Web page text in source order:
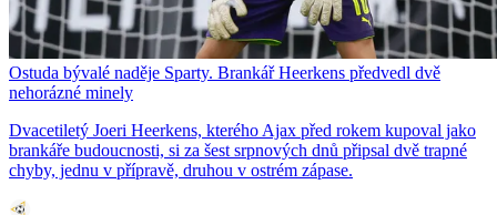
Ostuda bývalé naděje Sparty. Brankář Heerkens předvedl dvě
nehorázné minely
Dvacetiletý Joeri Heerkens, kterého Ajax před rokem kupoval jako
brankáře budoucnosti, si za šest srpnových dnů připsal dvě trapné
chyby, jednu v přípravě, druhou v ostrém zápase.